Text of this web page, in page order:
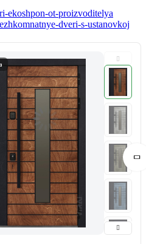
ekoshpon-ot-proizvoditelya
dveri-s-ustanovkoj